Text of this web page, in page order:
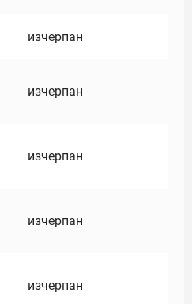
изчерпан
изчерпан
изчерпан
изчерпан
изчерпан